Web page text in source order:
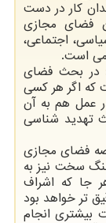
کار در دست
فضای مجازی
اجتماعی،
است.
در بحث فضای
که اگر هر کسی
عمل هم به آن
تهدید شناسی
فضای مجازی
سخت نیز به
که اشراف
تر خواهد بود
بیشتری انجام